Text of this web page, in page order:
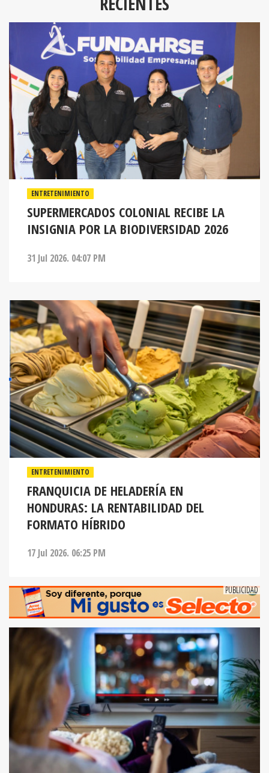
ENTRETENIMIENTO
SUPERMERCADOS COLONIAL RECIBE LA
INSIGNIA POR LA BIODIVERSIDAD 2026
31 Jul 2026. 04:07 PM
ENTRETENIMIENTO
FRANQUICIA DE HELADERÍA EN
HONDURAS: LA RENTABILIDAD DEL
FORMATO HÍBRIDO
17 Jul 2026. 06:25 PM